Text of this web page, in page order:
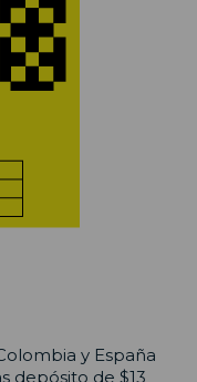
y España
depósito de $13